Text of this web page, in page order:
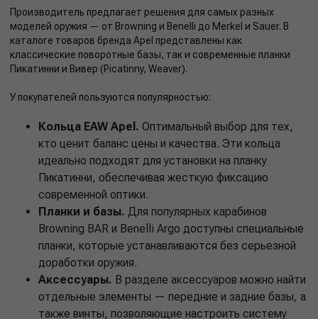
Производитель предлагает решения для самых разных
моделей оружия — от Browning и Benelli до Merkel и Sauer. В
каталоге товаров бренда Apel представлены как
классические поворотные базы, так и современные планки
Пикатинни и Вивер (Picatinny, Weaver).
У покупателей пользуются популярностью:
Кольца EAW Apel. Оптимальный выбор для тех,
кто ценит баланс цены и качества. Эти кольца
идеально подходят для установки на планку
Пикатинни, обеспечивая жесткую фиксацию
современной оптики.
Планки и базы. Для популярных карабинов
Browning BAR и Benelli Argo доступны специальные
планки, которые устанавливаются без серьезной
доработки оружия.
Аксессуары. В разделе аксессуаров можно найти
отдельные элементы — передние и задние базы, а
также винты, позволяющие настроить систему